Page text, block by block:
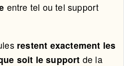
entre tel ou tel support
restent exactement les
soit le support de la